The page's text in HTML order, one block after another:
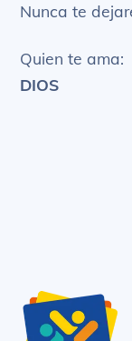
Nunca te
Quien te ama:
DIOS